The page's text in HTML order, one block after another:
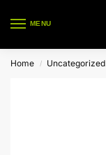
MENU
Home / Uncategorized